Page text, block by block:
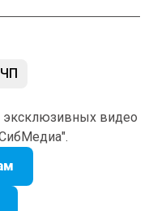
ЧП
эксклюзивных видео